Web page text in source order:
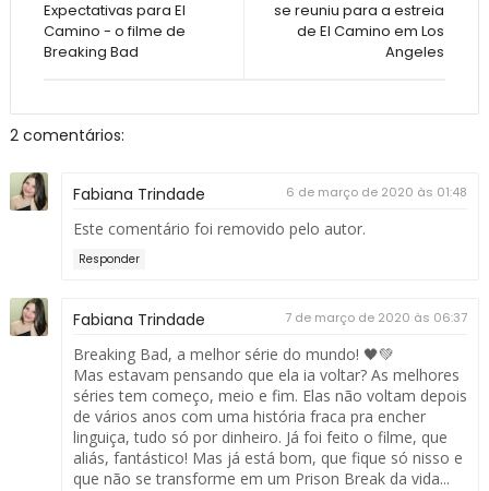
se reuniu para a estreia
de El Camino em Los
Angeles
Expectativas para El
Camino - o filme de
Breaking Bad
2 comentários:
Fabiana Trindade 6 de março de 2020 às 01:48
Este comentário foi removido pelo autor.
Responder
Fabiana Trindade 7 de março de 2020 às 06:37
Breaking Bad, a melhor série do mundo! 🖤💚
Mas estavam pensando que ela ia voltar? As melhores
séries tem começo, meio e fim. Elas não voltam depois
de vários anos com uma história fraca pra encher
linguiça, tudo só por dinheiro. Já foi feito o filme, que
aliás, fantástico! Mas já está bom, que fique só nisso e
que não se transforme em um Prison Break da vida...